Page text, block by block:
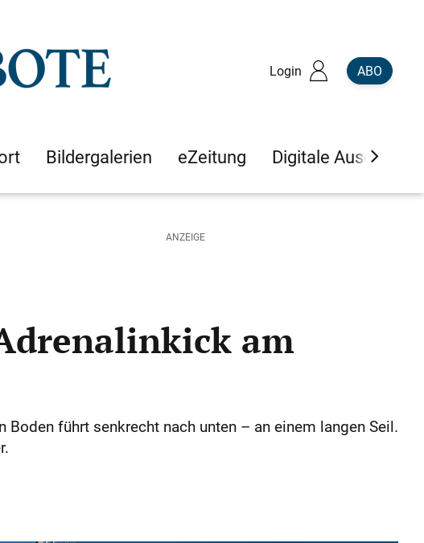
Login ABO
Bildergalerien eZeitung Digitale Ausgaben
am
führt senkrecht nach unten – an einem langen Seil.